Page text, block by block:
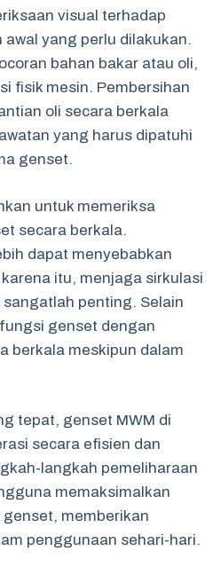
visual terhadap
yang perlu dilakukan.
bahan bakar atau oli,
fisik mesin. Pembersihan
oli secara berkala
yang harus dipatuhi
genset.
untuk memeriksa
secara berkala.
dapat menyebabkan
itu, menjaga sirkulasi
penting. Selain
genset dengan
berkala meskipun dalam
tepat, genset MWM di
secara efisien dan
langkah pemeliharaan
memaksimalkan
memberikan
penggunaan sehari-hari.